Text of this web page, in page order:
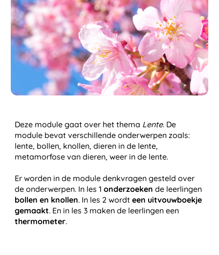
Deze module gaat over het thema Lente. De
module bevat verschillende onderwerpen zoals:
lente, bollen, knollen, dieren in de lente,
metamorfose van dieren, weer in de lente.
Er worden in de module denkvragen gesteld over
de onderwerpen. In les 1 onderzoeken de leerlingen
bollen en knollen. In les 2 wordt een uitvouwboekje
gemaakt. En in les 3 maken de leerlingen een
thermometer.